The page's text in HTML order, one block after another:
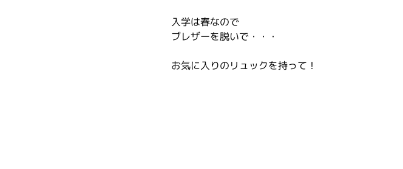
入学は春なので
ブレザーを脱いで・・・
お気に入りのリュックを持って！